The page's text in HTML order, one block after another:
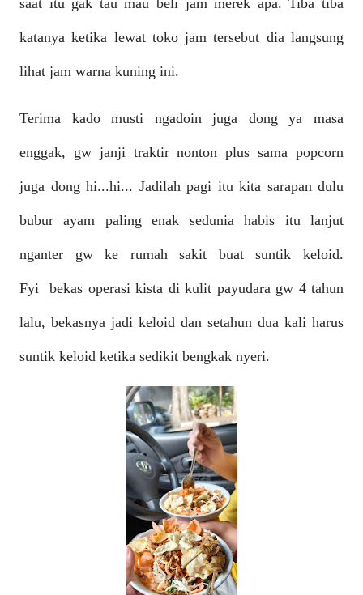
saat itu gak tau mau beli jam merek apa. Tiba tiba
katanya ketika lewat toko jam tersebut dia langsung
lihat jam warna kuning ini.
Terima kado musti ngadoin juga dong ya masa
enggak, gw janji traktir nonton plus sama popcorn
juga dong hi...hi... Jadilah pagi itu kita sarapan dulu
bubur ayam paling enak sedunia habis itu lanjut
nganter gw ke rumah sakit buat suntik keloid.
Fyi bekas operasi kista di kulit payudara gw 4 tahun
lalu, bekasnya jadi keloid dan setahun dua kali harus
suntik keloid ketika sedikit bengkak nyeri.